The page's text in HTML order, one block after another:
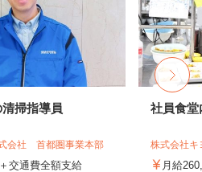
掃指導員
会社 首都圏事業本部
交通費全額支給
社員食堂
株式会社キ
月給